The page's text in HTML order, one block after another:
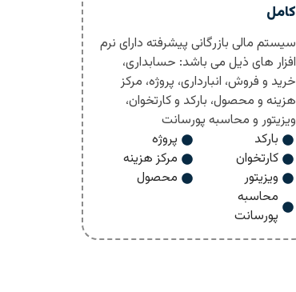
کامل
سیستم مالی بازرگانی پیشرفته دارای نرم
افزار های ذیل می باشد: حسابداری،
خرید و فروش، انبارداری، پروژه، مرکز
هزینه و محصول، بارکد و کارتخوان،
ویزیتور و محاسبه پورسانت
بارکد
کارتخوان
ویزیتور
محاسبه
پورسانت
پروژه
مرکز هزینه
محصول